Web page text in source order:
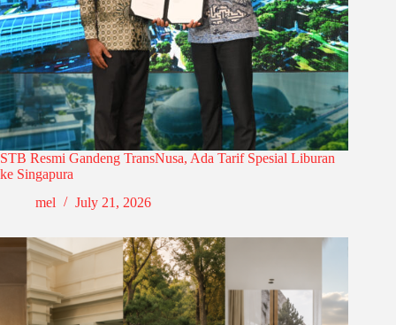
STB Resmi Gandeng TransNusa, Ada Tarif Spesial Liburan
ke Singapura
mel
July 21, 2026